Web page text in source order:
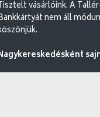
vásárlóink. A
nem áll